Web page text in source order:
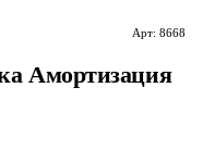
Арт: 8668
Амортизация